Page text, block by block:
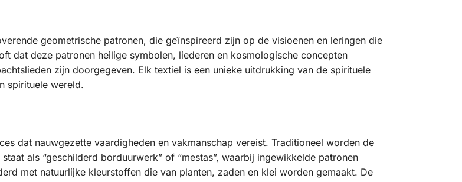
geometrische patronen, die geïnspireerd zijn op de visioenen en leringen die
dat deze patronen heilige symbolen, liederen en kosmologische concepten
zijn doorgegeven. Elk textiel is een unieke uitdrukking van de spirituele
spirituele wereld.
dat nauwgezette vaardigheden en vakmanschap vereist. Traditioneel worden de
als “geschilderd borduurwerk” of “mestas”, waarbij ingewikkelde patronen
met natuurlijke kleurstoffen die van planten, zaden en klei worden gemaakt. De